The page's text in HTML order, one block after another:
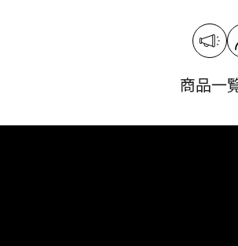
商品一